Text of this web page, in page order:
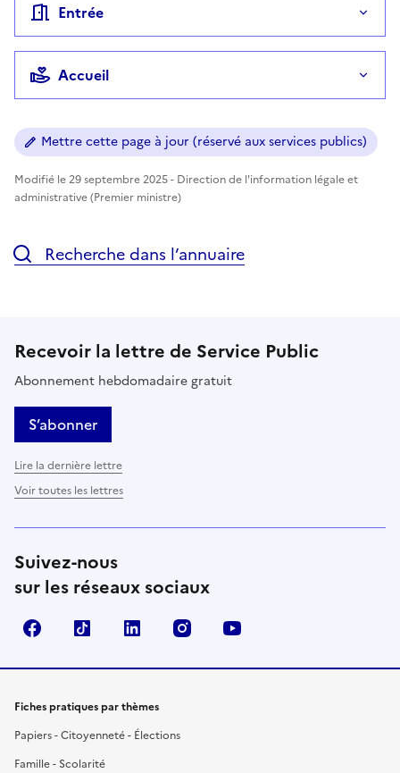
Entrée
Accueil
Mettre cette page à jour (réservé aux services publics)
Modifié le 29 septembre 2025 - Direction de l'information légale et
administrative (Premier ministre)
Recherche dans l’annuaire
Recevoir la lettre de Service Public
Abonnement hebdomadaire gratuit
S’abonner
Lire la dernière lettre
Voir toutes les lettres
Suivez-nous
sur les réseaux sociaux
FacebookTikTok LinkedIn Instagram
Fiches pratiques par thèmes
Papiers - Citoyenneté - Élections
Famille - Scolarité